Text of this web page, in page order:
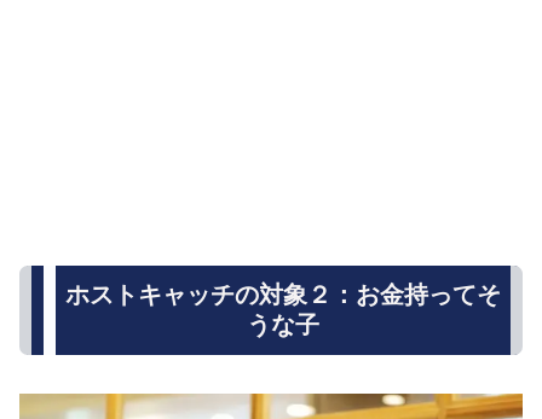
ホストキャッチの対象２：お金持ってそ
うな子